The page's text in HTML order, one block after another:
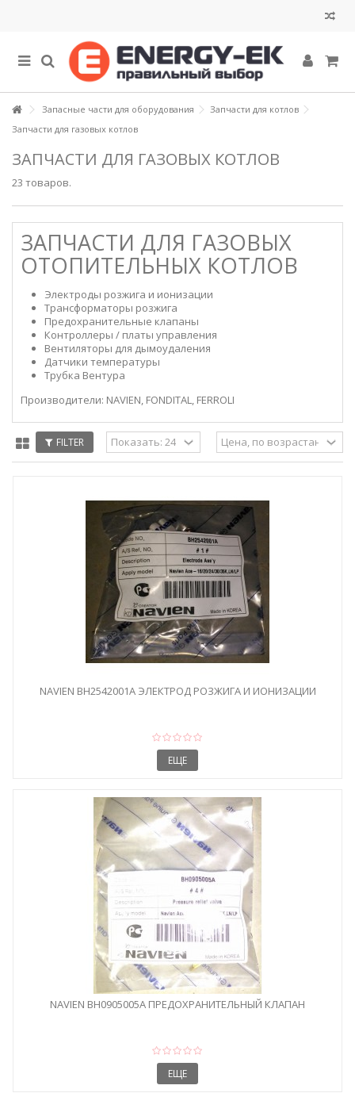
Запасные части для оборудования
Запчасти для котлов
Запчасти для газовых котлов
ЗАПЧАСТИ ДЛЯ ГАЗОВЫХ КОТЛОВ
23 товаров.
ЗАПЧАСТИ ДЛЯ ГАЗОВЫХ
ОТОПИТЕЛЬНЫХ КОТЛОВ
Электроды розжига и ионизации
Трансформаторы розжига
Предохранительные клапаны
Контроллеры / платы управления
Вентиляторы для дымоудаления
Датчики температуры
Трубка Вентура
Производители: NAVIEN, FONDITAL, FERROLI
FILTER
NAVIEN BH2542001A ЭЛЕКТРОД РОЗЖИГА И ИОНИЗАЦИИ
ЕЩЕ
NAVIEN BH0905005A ПРЕДОХРАНИТЕЛЬНЫЙ КЛАПАН
ЕЩЕ